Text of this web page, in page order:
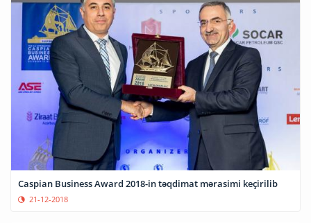
Caspian Business Award 2018-in təqdimat mərasimi keçirilib
21-12-2018